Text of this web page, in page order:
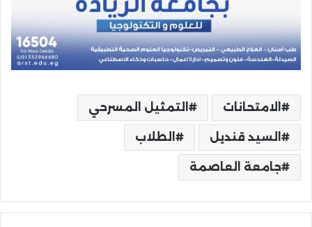
الامتحانات التمثيل المسرحي
السيد قنديل الطلاب
جامعة العاصمة